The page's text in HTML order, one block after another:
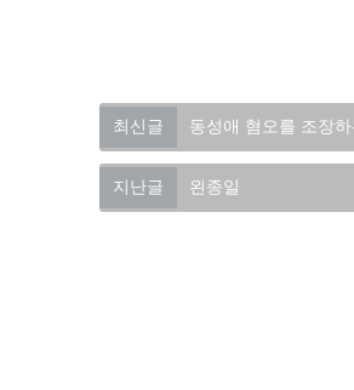
최신글 동성애 혐오를 조장
지난글 왼종일